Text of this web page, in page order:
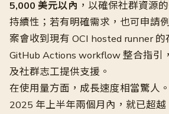
5,000 美元以內 ，以確保社群資源
持續性；若有明確需求，也可申請
案會收到現有 OCI hosted runner
GitHub Actions workflow 整合指引
及社群志工提供支援。
在使用量方面，成長速度相當驚人
2025 年上半年兩個月內，就已超